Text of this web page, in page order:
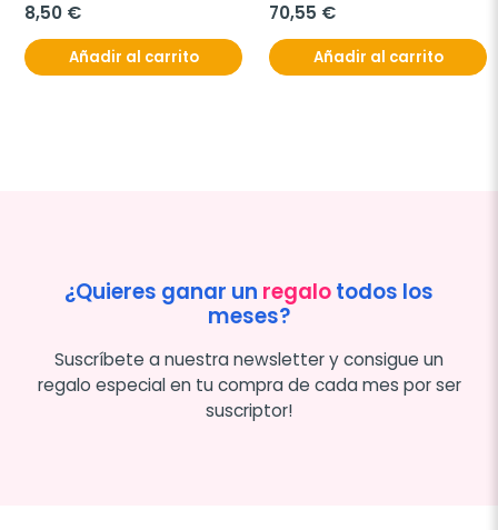
8,50 €
Añadir al carrito
70,55 €
Añadir al carrito
¿Quieres ganar un regalotodos los
meses?
Suscríbete a nuestra newsletter y consigue un
regalo especial en tu compra de cada mes por ser
suscriptor!